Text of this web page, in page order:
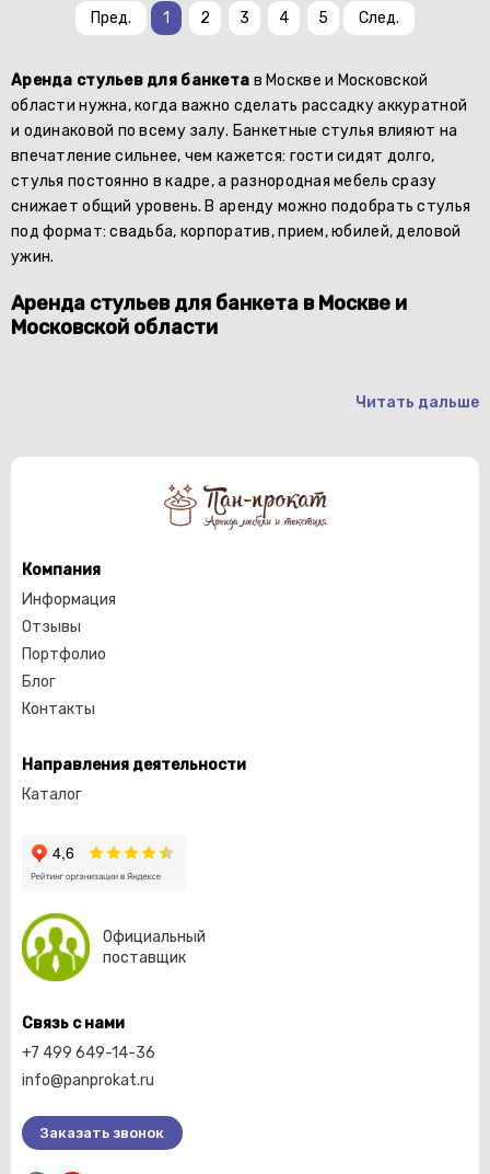
Пред. 1 2 3 4 5 След.
Аренда стульев для банкета в Москве и Московской
области нужна, когда важно сделать рассадку аккуратной
и одинаковой по всему залу. Банкетные стулья влияют на
впечатление сильнее, чем кажется: гости сидят долго,
стулья постоянно в кадре, а разнородная мебель сразу
снижает общий уровень. В аренду можно подобрать стулья
под формат: свадьба, корпоратив, прием, юбилей, деловой
ужин.
Аренда стульев для банкета в Москве и
Московской области
Читать дальше
Компания
Информация
Отзывы
Портфолио
Блог
Контакты
Направления деятельности
Каталог
Официальный
поставщик
Связь с нами
+7 499 649-14-36
info@panprokat.ru
Заказать звонок